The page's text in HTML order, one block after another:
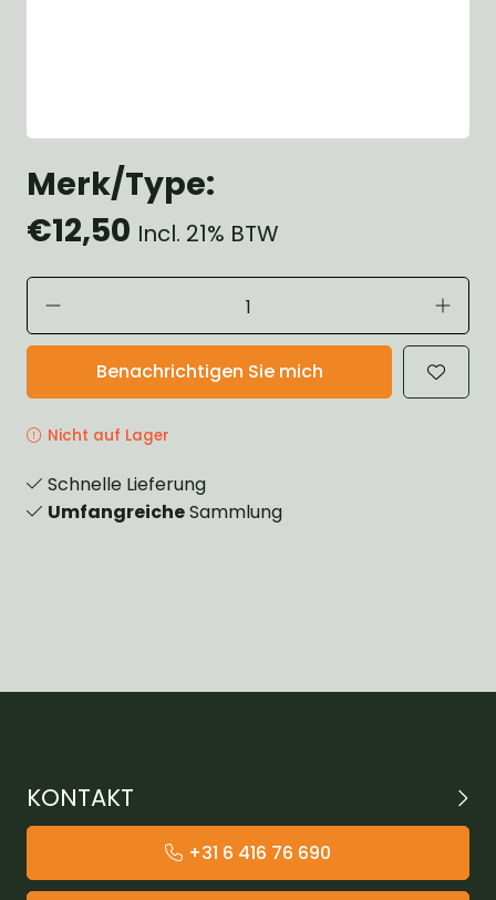
Merk/Type:
€12,50 Incl. 21% BTW
Benachrichtigen Sie mich
Nicht auf Lager
Schnelle Lieferung
UmfangreicheSammlung
KONTAKT
+31 6 416 76 690